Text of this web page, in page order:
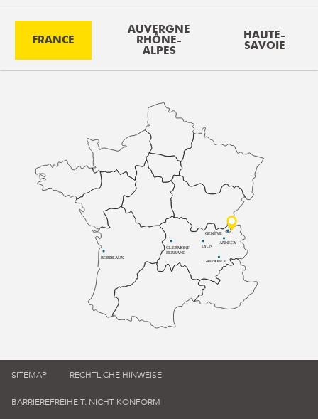
FRANCE
AUVERGNE
RHÔNE-
ALPES
HAUTE-
SAVOIE
BORDEAUX
CLERMONT-
FERRAND
LYON
ANNECY
GRENOBLE
GENÈVE
SITEMAP RECHTLICHE HINWEISE
BARRIEREFREIHEIT: NICHT KONFORM